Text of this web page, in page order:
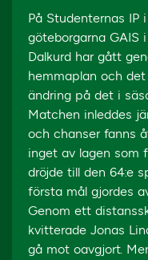
På Studenternas IP
göteborgarna GAIS
Dalkurd har gått
hemmaplan och
ändring på det i
Matchen inleddes
och chanser fanns
inget av lagen som
dröjde till den 64:e
första mål gjordes
Genom ett
kvitterade Jonas
gå mot oavgjort.